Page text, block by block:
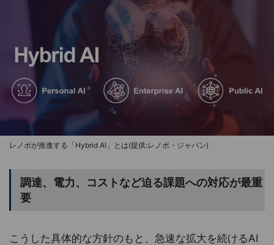
レノボが推進する「Hybrid AI」とは(提供:レノボ・ジャパン)
調達、電力、コストなど迫る課題への対応が最重
要
こうした具体的な方針のもと、急速な拡大を続けるAI